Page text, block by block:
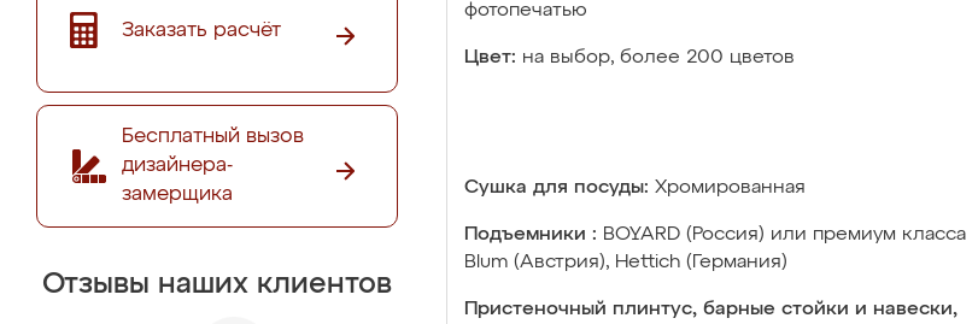
Заказать расчёт
Бесплатный вызов
дизайнера-
замерщика
Отзывы наших клиентов
фотопечатью
Цвет: на выбор, более 200 цветов
Сушка для посуды: Хромированная
Подъемники : BOYARD (Россия) или премиум класса
Blum (Австрия), Hettich (Германия)
Пристеночный плинтус, барные стойки и навески,